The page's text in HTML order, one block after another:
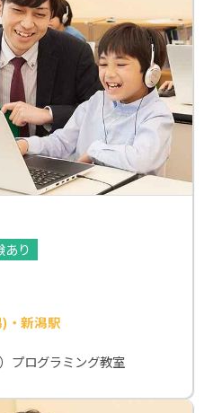
あり
・新潟駅
プログラミング教室